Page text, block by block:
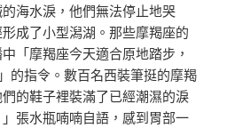
海水淚，他們無法停止地哭
成了小型潟湖。那些摩羯座的
「摩羯座今天適合原地踏步，
的指令。數百名西裝筆挺的摩羯
的鞋子裡裝滿了已經潮濕的淚
張水瓶喃喃自語，感到胃部一